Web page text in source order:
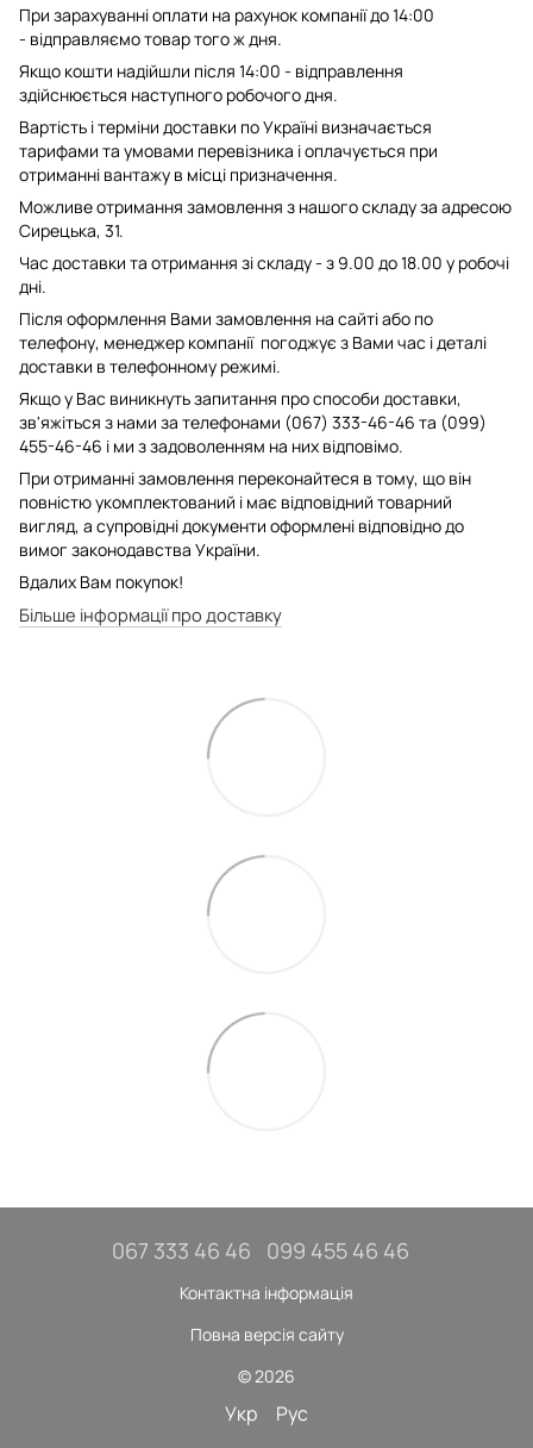
При зарахуванні оплати на рахунок компанії до 14:00
- відправляємо товар того ж дня.
Якщо кошти надійшли після 14:00 - відправлення
здійснюється наступного робочого дня.
Вартість і терміни доставки по Україні визначається
тарифами та умовами перевізника і оплачується при
отриманні вантажу в місці призначення.
Можливе отримання замовлення з нашого складу за адресою
Сирецька, 31.
Час доставки та отримання зі складу - з 9.00 до 18.00 у робочі
дні.
Після оформлення Вами замовлення на сайті або по
телефону, менеджер компанії погоджує з Вами час і деталі
доставки в телефонному режимі.
Якщо у Вас виникнуть запитання про способи доставки,
зв'яжіться з нами за телефонами (067) 333-46-46 та (099)
455-46-46 і ми з задоволенням на них відповімо.
При отриманні замовлення переконайтеся в тому, що він
повністю укомплектований і має відповідний товарний
вигляд, а супровідні документи оформлені відповідно до
вимог законодавства України.
Вдалих Вам покупок!
Більше інформації про доставку
067 333 46 46 099 455 46 46
Контактна інформація
Повна версія сайту
© 2026
Укр Рус